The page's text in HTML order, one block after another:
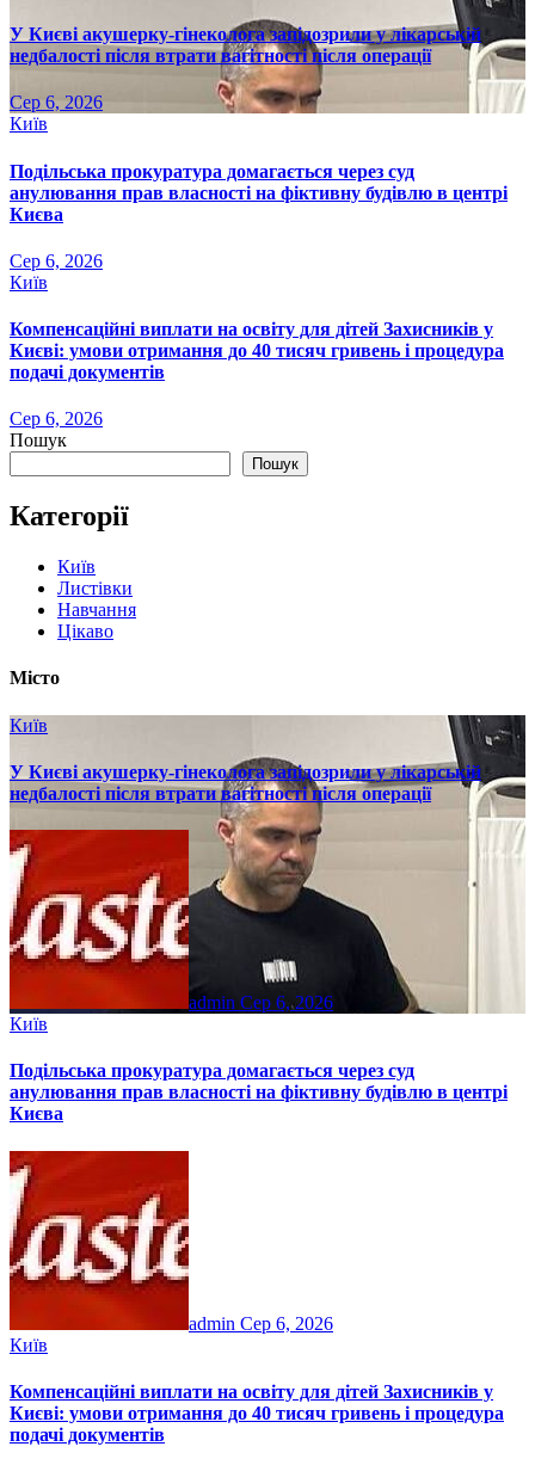
У Києві акушерку-гінеколога запідозрили у лікарській
недбалості після втрати вагітності після операції
Сер 6, 2026
Київ
Подільська прокуратура домагається через суд
анулювання прав власності на фіктивну будівлю в центрі
Києва
Сер 6, 2026
Київ
Компенсаційні виплати на освіту для дітей Захисників у
Києві: умови отримання до 40 тисяч гривень і процедура
подачі документів
Сер 6, 2026
Пошук
Пошук
Категорії
Київ
Листівки
Навчання
Цікаво
Місто
Київ
У Києві акушерку-гінеколога запідозрили у лікарській
недбалості після втрати вагітності після операції
admin Сер 6, 2026
Київ
Подільська прокуратура домагається через суд
анулювання прав власності на фіктивну будівлю в центрі
Києва
admin Сер 6, 2026
Київ
Компенсаційні виплати на освіту для дітей Захисників у
Києві: умови отримання до 40 тисяч гривень і процедура
подачі документів